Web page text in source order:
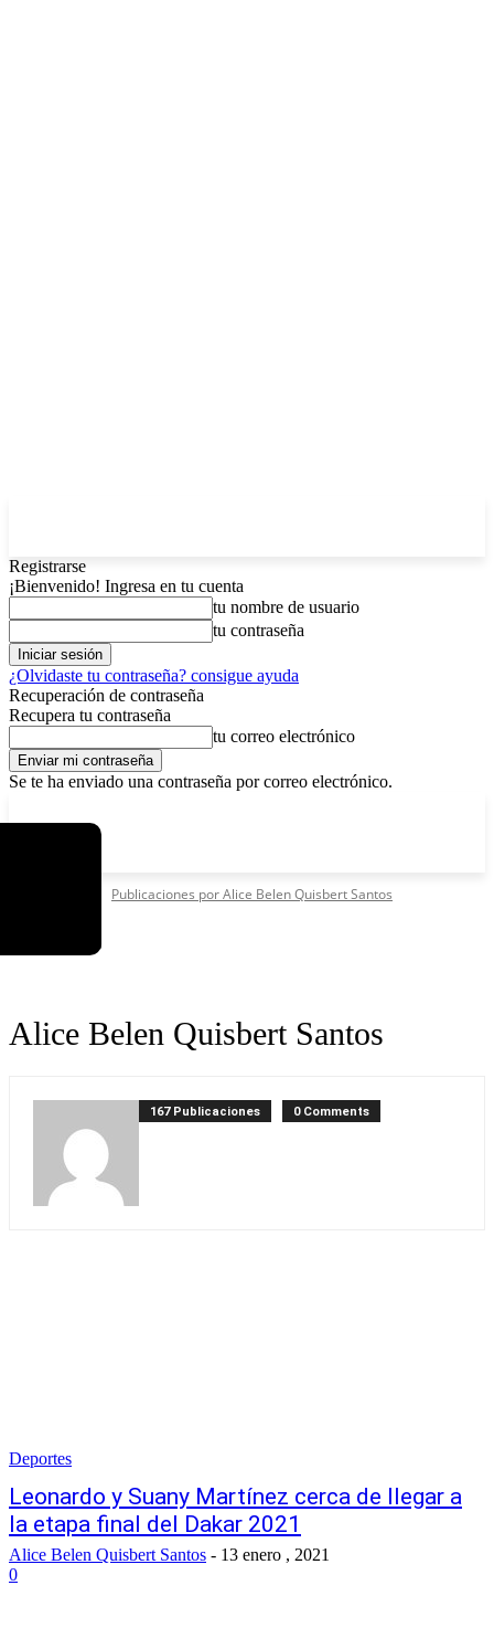
Registrarse
¡Bienvenido! Ingresa en tu cuenta
tu nombre de usuario
tu contraseña
¿Olvidaste tu contraseña? consigue ayuda
Recuperación de contraseña
Recupera tu contraseña
tu correo electrónico
Se te ha enviado una contraseña por correo electrónico.
Publicaciones por Alice Belen Quisbert Santos
Alice Belen Quisbert Santos
167 Publicaciones 0 Comments
Deportes
Leonardo y Suany Martínez cerca de llegar a
la etapa final del Dakar 2021
Alice Belen Quisbert Santos - 13 enero , 2021
0